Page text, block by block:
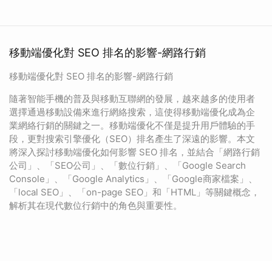
移動端優化對 SEO 排名的影響-網路行銷
移動端優化對 SEO 排名的影響-網路行銷
隨著智能手機的普及與移動互聯網的發展，越來越多的使用者
選擇通過移動設備來進行網絡搜索，這使得移動端優化成為企
業網絡行銷的關鍵之一。移動端優化不僅是提升用戶體驗的手
段，更對搜索引擎優化（SEO）排名產生了深遠的影響。本文
將深入探討移動端優化如何影響 SEO 排名，並結合「網路行銷
公司」、「SEO公司」、「數位行銷」、「Google Search
Console」、「Google Analytics」、「Google商家檔案」、
「local SEO」、「on-page SEO」和「HTML」等關鍵概念，
解析其在現代數位行銷中的角色與重要性。